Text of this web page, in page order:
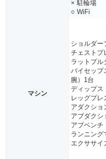
× 駐輪場
○ WiFi
マシン
ショルダー
チェストプ
ラットプル
バイセップ
腕）1台
ディップス
レッグプレ
アダクショ
アブダクシ
アブベンチ
ランニング
エクササイ